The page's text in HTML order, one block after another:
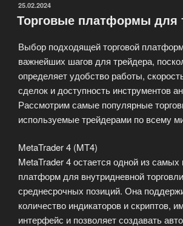
ОПУБЛИКОВАНО
25.02.2024
Торговые платформы для
Выбор подходящей торговой
важнейших шагов для трейдера,
определяет удобство работы,
сделок и доступность инструментов
Рассмотрим самые популярные
используемые трейдерами по всему
MetaTrader 4 (MT4)
MetaTrader 4 остается одной из
платформ для внутридневной
среднесрочных позиций. Она
количество индикаторов и скриптов,
интерфейс и позволяет создавать